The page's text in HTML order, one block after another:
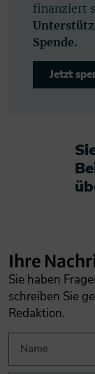
finanziert
Spende.
Jetzt
Ihre
Sie haben
schreiben Sie
Redaktion.